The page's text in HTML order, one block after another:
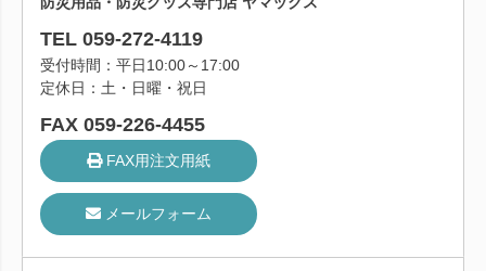
TEL 059-272-4119
受付時間：平日10:00～17:00
定休日：土・日曜・祝日
FAX 059-226-4455
FAX用注文用紙
メールフォーム